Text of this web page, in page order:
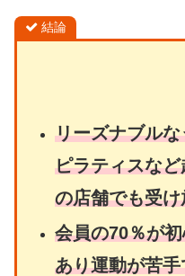
結論
リーズナブル
ピラティスな
の店舗でも受け
会員の70％が
あり運動が苦